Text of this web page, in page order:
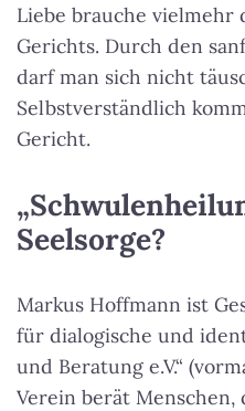
Liebe brauche vielmehr
Gerichts. Durch den
darf man sich nicht
Selbstverständlich
Gericht.
Seelsorge?
Markus Hoffmann ist
für dialogische und
und Beratung e.V.“
Verein berät Menschen,